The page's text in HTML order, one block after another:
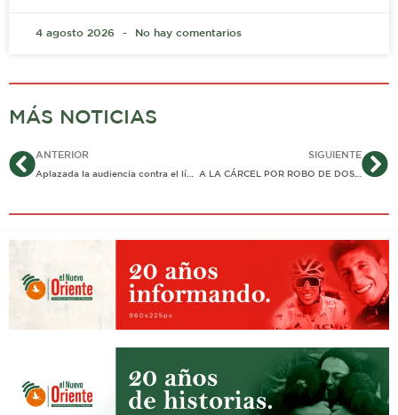
4 agosto 2026 No hay comentarios
MÁS NOTICIAS
AntANTERIOR
Aplazada la audiencia contra el líder comunal Josué Zorro
SIGUIENTE
A LA CÁRCEL POR ROBO DE DOS PANTALONES